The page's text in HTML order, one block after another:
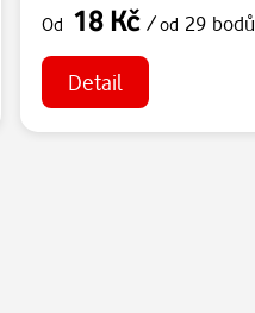
Od 18 Kč/od 29 bodů
Detail